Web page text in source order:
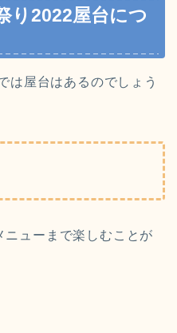
り2022屋台につ
は屋台はあるのでしょう
ニューまで楽しむことが